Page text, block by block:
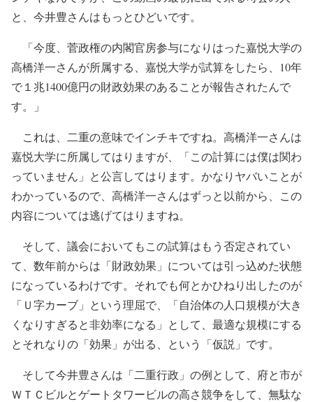
と、今井豊さんはもっとひどいです。
「今度、菅政権の内閣官房参与になりはった嘉悦大学の
高橋洋一さんが所属する、嘉悦大学が試算をしたら、10年
で１兆1400億円の財政効果のあることが報告されたんで
す。」
これは、二重の意味でインチキですね。高橋洋一さんは
嘉悦大学に所属してはりますが、「この計算には僕は関わ
っていません」と公言してはります。かなりヤバいことが
わかっているので、高橋洋一さんはずっと以前から、この
内容については逃げてはりますね。
そして、議会においてもこの試算はもう否定されてい
て、数年前からは「財政効果」については引っ込めた状態
になっているわけです。それでも何とかひねり出したのが
「Ｕ字カーブ」という理屈で、「自治体の人口規模が大き
くなりすぎると非効率になる」として、最適な規模にする
とそれなりの「効果」が出る、という「仮説」です。
そして今井豊さんは「二重行政」の例として、府と市が
ＷＴＣビルとゲートタワービルの高さ競争をして、無駄な